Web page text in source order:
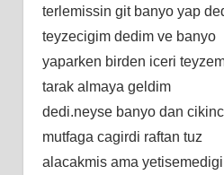
terlemissin git banyo yap
teyzecigim dedim ve banyo
yaparken birden iceri
tarak almaya geldim
dedi.neyse banyo dan
mutfaga cagirdi raftan tuz
alacakmis ama